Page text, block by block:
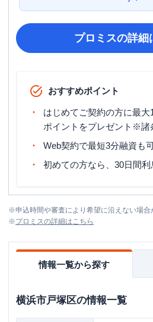
プロミスの詳細
おすすめポイント
はじめてご契約の方に最
ポイントをプレゼント※諸
Web契約で最短3分融資も
初めての方なら、30日間
※申込時間や審査により希望に沿えない場合
※プロミスの詳細はこちら
情報一覧から探す
横浜市戸塚区の情報一覧